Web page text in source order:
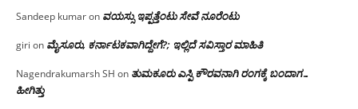
Sandeep kumaron ವಯಸ್ಸು ಇಪ್ಪತ್ತೆಂಟು ಸೇವೆ ನೂರೆಂಟು
giri on ಮೈಸೂರು, ಕರ್ನಾಟಕವಾಗಿದ್ದೇಗೆ?; ಇಲ್ಲಿದೆ ಸವಿಸ್ತಾರ ಮಾಹಿತಿ
Nagendrakumarsh SH on ತುಮಕೂರು ಎಸ್ಪಿ ಕೌರವನಾಗಿ ರಂಗಕ್ಕೆ ಬಂದಾಗ…
ಹೀಗಿತ್ತು